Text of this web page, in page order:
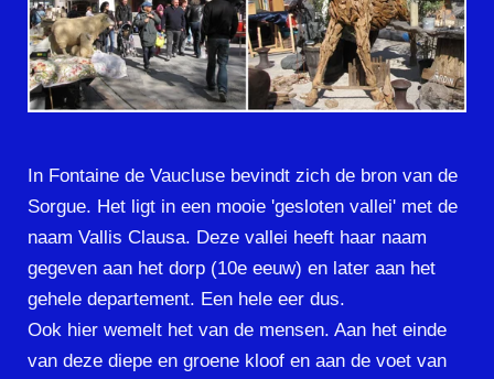
In Fontaine de Vaucluse bevindt zich de bron van de
Sorgue. Het ligt in een mooie 'gesloten vallei' met de
naam Vallis Clausa. Deze vallei heeft haar naam
gegeven aan het dorp (10e eeuw) en later aan het
gehele departement. Een hele eer dus.
Ook hier wemelt het van de mensen. Aan het einde
van deze diepe en groene kloof en aan de voet van